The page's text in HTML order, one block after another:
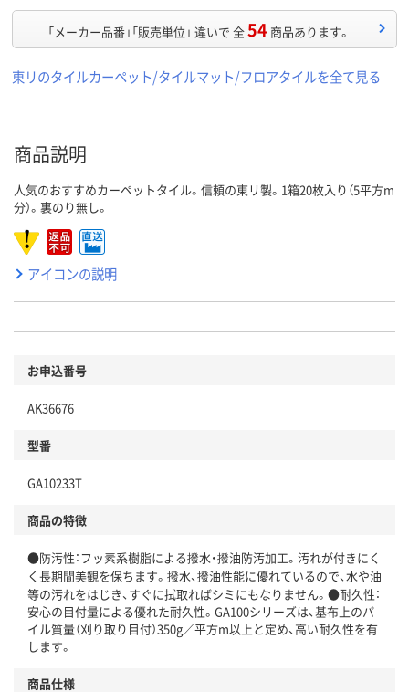
「メーカー品番」「販売単位」 違いで 全54 商品あります。
東リのタイルカーペット/タイルマット/フロアタイルを全て見る
商品説明
人気のおすすめカーペットタイル。信頼の東リ製。1箱20枚入り（5平方m
分）。裏のり無し。
アイコンの説明
お申込番号
AK36676
型番
GA10233T
商品の特徴
●防汚性：フッ素系樹脂による撥水・撥油防汚加工。汚れが付きにく
く長期間美観を保ちます。撥水、撥油性能に優れているので、水や油
等の汚れをはじき、すぐに拭取ればシミにもなりません。●耐久性：
安心の目付量による優れた耐久性。GA100シリーズは、基布上のパ
イル質量（刈り取り目付）350g／平方m以上と定め、高い耐久性を有
します。
商品仕様